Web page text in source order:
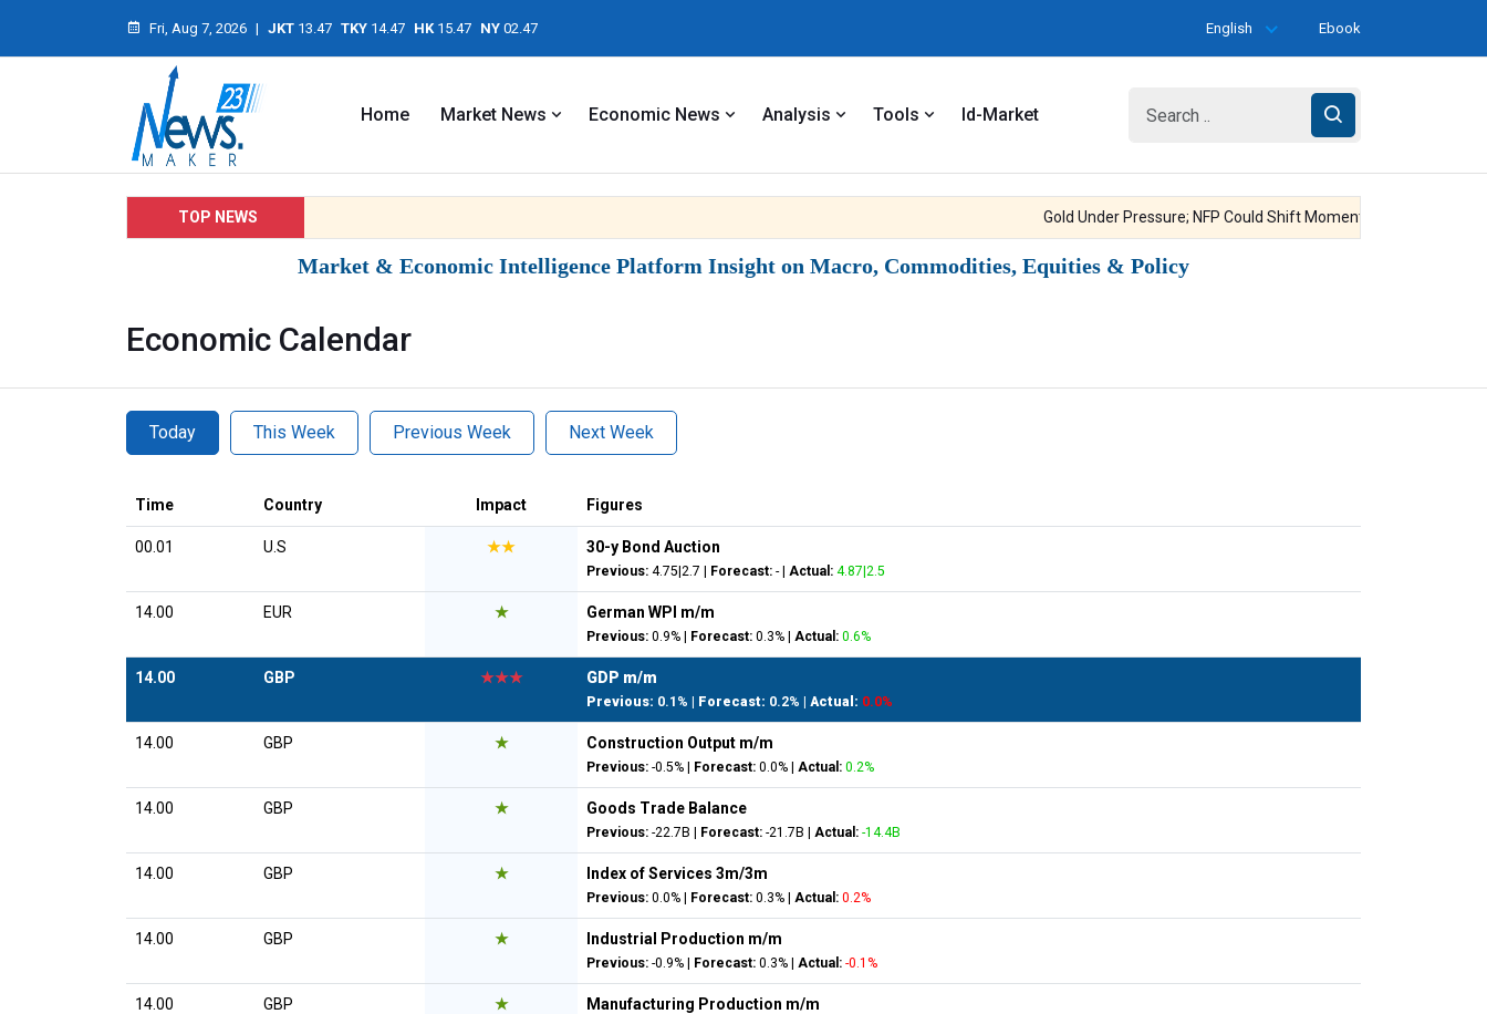
Fri, Aug 7, 2026 | JKT 13.47 TKY 14.47 HK 15.47 NY 02.47 English Ebook
Home Market News Economic News Analysis Tools Id-Market
TOP NEWS Gold Under Pressure; NFP Could Shift Momentum
Market & Economic Intelligence Platform Insight on Macro, Commodities, Equities & Policy
Economic Calendar
Today This Week Previous Week Next Week
Time Country Impact Figures
00.01 U.S ★★ 30-y Bond Auction
Previous: 4.75|2.7 | Forecast: - | Actual: 4.87|2.5
14.00 EUR ★ German WPI m/m
Previous: 0.9% | Forecast: 0.3% | Actual: 0.6%
14.00 GBP ★★★ GDP m/m
Previous: 0.1% | Forecast: 0.2% | Actual: 0.0%
14.00 GBP ★ Construction Output m/m
Previous: -0.5% | Forecast: 0.0% | Actual: 0.2%
14.00 GBP ★ Goods Trade Balance
Previous: -22.7B | Forecast: -21.7B | Actual: -14.4B
14.00 GBP ★ Index of Services 3m/3m
Previous: 0.0% | Forecast: 0.3% | Actual: 0.2%
14.00 GBP ★ Industrial Production m/m
Previous: -0.9% | Forecast: 0.3% | Actual: -0.1%
14.00 GBP ★ Manufacturing Production m/m